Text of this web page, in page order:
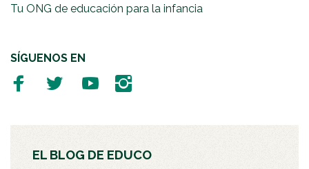
Tu ONG de educación para la infancia
SÍGUENOS EN
EL BLOG DE EDUCO